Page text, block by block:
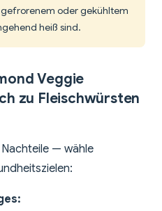
oder gekühltem
heiß sind.
Veggie
zu Fleischwürsten
— wähle